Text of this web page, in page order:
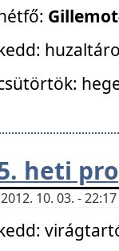
heti
2012. 10. 03. -